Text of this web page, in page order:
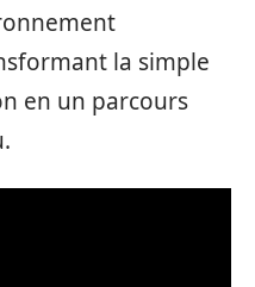
la simple
en un parcours